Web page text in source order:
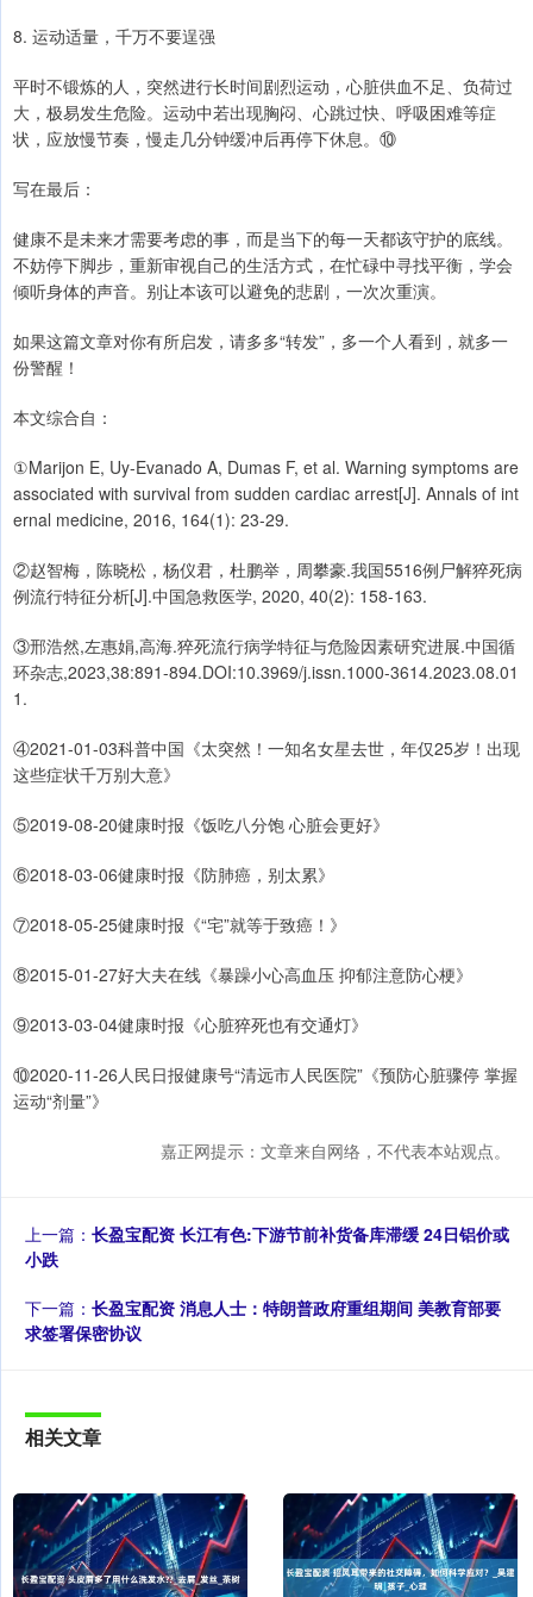
8. 运动适量，千万不要逞强
平时不锻炼的人，突然进行长时间剧烈运动，心脏供血不足、负荷过
大，极易发生危险。运动中若出现胸闷、心跳过快、呼吸困难等症
状，应放慢节奏，慢走几分钟缓冲后再停下休息。⑩
写在最后：
健康不是未来才需要考虑的事，而是当下的每一天都该守护的底线。
不妨停下脚步，重新审视自己的生活方式，在忙碌中寻找平衡，学会
倾听身体的声音。别让本该可以避免的悲剧，一次次重演。
如果这篇文章对你有所启发，请多多“转发”，多一个人看到，就多一
份警醒！
本文综合自：
①Marijon E, Uy-Evanado A, Dumas F, et al. Warning symptoms are
associated with survival from sudden cardiac arrest[J]. Annals of int
ernal medicine, 2016, 164(1): 23-29.
②赵智梅，陈晓松，杨仪君，杜鹏举，周攀豪.我国5516例尸解猝死病
例流行特征分析[J].中国急救医学, 2020, 40(2): 158-163.
③邢浩然,左惠娟,高海.猝死流行病学特征与危险因素研究进展.中国循
环杂志,2023,38:891-894.DOI:10.3969/j.issn.1000-3614.2023.08.01
1.
④2021-01-03科普中国《太突然！一知名女星去世，年仅25岁！出现
这些症状千万别大意》
⑤2019-08-20健康时报《饭吃八分饱 心脏会更好》
⑥2018-03-06健康时报《防肺癌，别太累》
⑦2018-05-25健康时报《“宅”就等于致癌！》
⑧2015-01-27好大夫在线《暴躁小心高血压 抑郁注意防心梗》
⑨2013-03-04健康时报《心脏猝死也有交通灯》
⑩2020-11-26人民日报健康号“清远市人民医院”《预防心脏骤停 掌握
运动“剂量”》
嘉正网提示：文章来自网络，不代表本站观点。
上一篇： 长盈宝配资 长江有色:下游节前补货备库滞缓 24日铝价或
小跌
下一篇： 长盈宝配资 消息人士：特朗普政府重组期间 美教育部要
求签署保密协议
相关文章